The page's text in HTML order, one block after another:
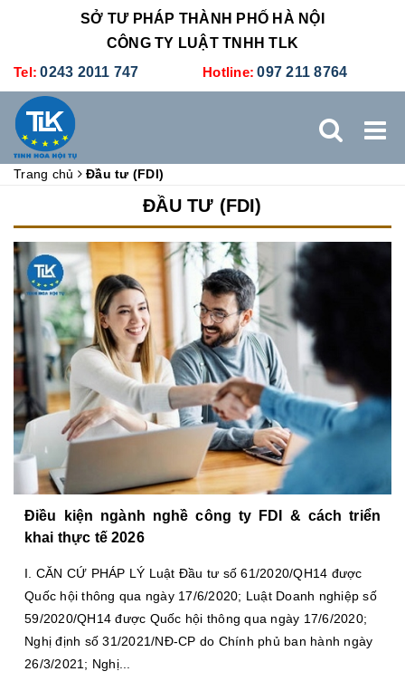
SỞ TƯ PHÁP THÀNH PHỐ HÀ NỘI
CÔNG TY LUẬT TNHH TLK
Tel: 0243 2011 747 Hotline: 097 211 8764
DỊCH VỤ KẾ TOÁN - THUẾ XÚC TIẾN THƯƠNG MẠI
BẢNG GIÁ ĐÀO TẠO TUYỂN DỤNG LIÊN HỆ
Trang chủ Đầu tư (FDI)
ĐẦU TƯ (FDI)
Điều kiện ngành nghề công ty FDI & cách triển
khai thực tế 2026
I. CĂN CỨ PHÁP LÝ Luật Đầu tư số 61/2020/QH14 được
Quốc hội thông qua ngày 17/6/2020; Luật Doanh nghiệp số
59/2020/QH14 được Quốc hội thông qua ngày 17/6/2020;
Nghị định số 31/2021/NĐ-CP do Chính phủ ban hành ngày
26/3/2021; Nghị...